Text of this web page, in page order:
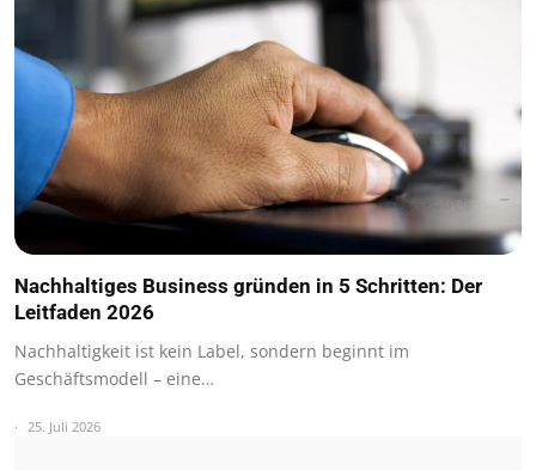
Nachhaltiges Business gründen in 5 Schritten: Der
Leitfaden 2026
Nachhaltigkeit ist kein Label, sondern beginnt im
Geschäftsmodell – eine…
25. Juli 2026